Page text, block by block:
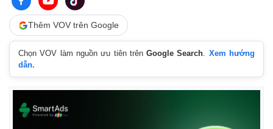
Thêm VOV trên Google
Chọn VOV làm nguồn ưu tiên trênGoogle Search. Xem hướng
dẫn.